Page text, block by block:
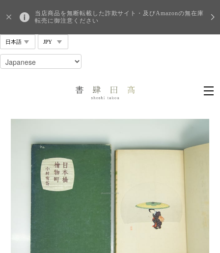
当店商品を無断転載した詐欺サイト・及びAmazonの無在庫
転売に御注意ください